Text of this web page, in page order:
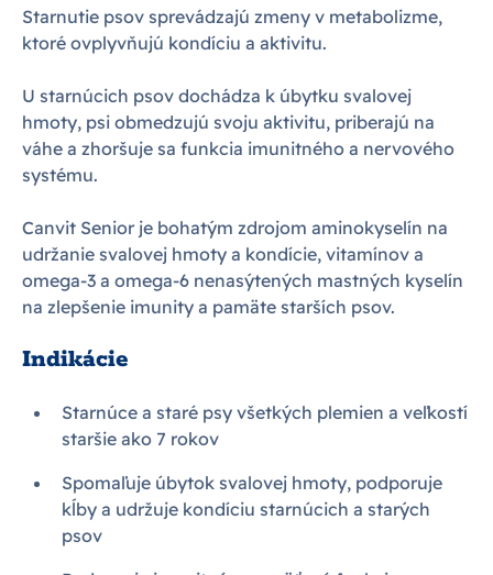
Starnutie psov sprevádzajú zmeny v metabolizme,
ktoré ovplyvňujú kondíciu a aktivitu.
U starnúcich psov dochádza k úbytku svalovej
hmoty, psi obmedzujú svoju aktivitu, priberajú na
váhe a zhoršuje sa funkcia imunitného a nervového
systému.
Canvit Senior je bohatým zdrojom aminokyselín na
udržanie svalovej hmoty a kondície, vitamínov a
omega-3 a omega-6 nenasýtených mastných kyselín
na zlepšenie imunity a pamäte starších psov.
Indikácie
Starnúce a staré psy všetkých plemien a veľkostí
staršie ako 7 rokov
Spomaľuje úbytok svalovej hmoty, podporuje
kĺby a udržuje kondíciu starnúcich a starých
psov